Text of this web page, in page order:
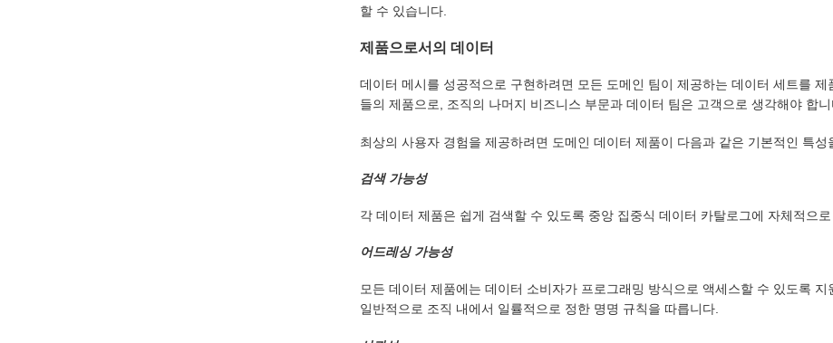
할 수 있습니다.
제품으로서의 데이터
데이터 메시를 성공적으로 구현하려면 모든 도메인 팀이 제공하는 데이터 세트를
들의 제품으로, 조직의 나머지 비즈니스 부문과 데이터 팀은 고객으로 생각해야 합니
최상의 사용자 경험을 제공하려면 도메인 데이터 제품이 다음과 같은 기본적인 특성
검색 가능성
각 데이터 제품은 쉽게 검색할 수 있도록 중앙 집중식 데이터 카탈로그에 자체적으로
어드레싱 가능성
모든 데이터 제품에는 데이터 소비자가 프로그래밍 방식으로 액세스할 수 있도록
일반적으로 조직 내에서 일률적으로 정한 명명 규칙을 따릅니다.